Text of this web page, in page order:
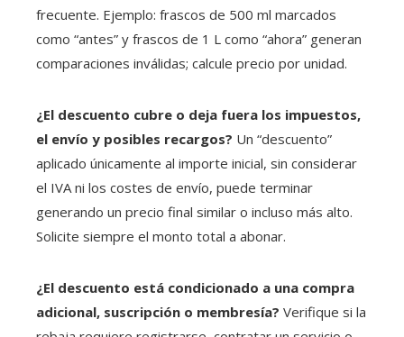
frecuente. Ejemplo: frascos de 500 ml marcados
como “antes” y frascos de 1 L como “ahora” generan
comparaciones inválidas; calcule precio por unidad.
¿El descuento cubre o deja fuera los impuestos,
el envío y posibles recargos? Un “descuento”
aplicado únicamente al importe inicial, sin considerar
el IVA ni los costes de envío, puede terminar
generando un precio final similar o incluso más alto.
Solicite siempre el monto total a abonar.
¿El descuento está condicionado a una compra
adicional, suscripción o membresía? Verifique si la